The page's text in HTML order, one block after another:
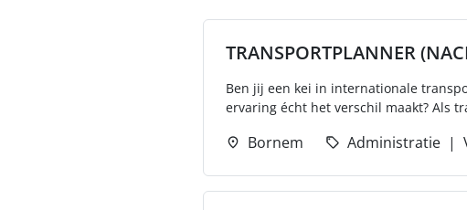
TRANSPORTPLANNER
Ben jij een kei in internationale
ervaring écht het verschil maakt? Als
Bornem Administratie